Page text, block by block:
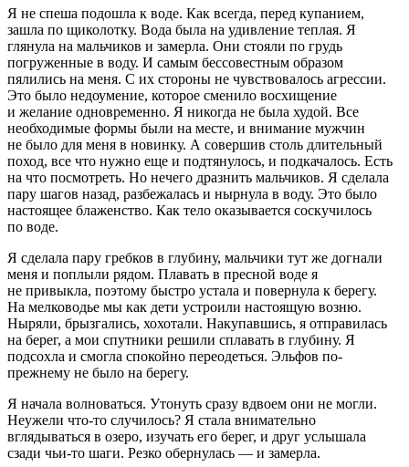
Я не спеша подошла к воде. Как всегда, перед купанием,
зашла по щиколотку. Вода была на удивление теплая. Я
глянула на мальчиков и замерла. Они стояли по грудь
погруженные в воду. И самым бессовестным образом
пялились на меня. С их стороны не чувствовалось агрессии.
Это было недоумение, которое сменило восхищение
и желание одновременно. Я никогда не была худой. Все
необходимые формы были на месте, и внимание мужчин
не было для меня в новинку. А совершив столь длительный
поход, все что нужно еще и подтянулось, и подкачалось. Есть
на что посмотреть. Но нечего дразнить мальчиков. Я сделала
пару шагов назад, разбежалась и нырнула в воду. Это было
настоящее блаженство. Как тело оказывается соскучилось
по воде.
Я сделала пару гребков в глубину, мальчики тут же догнали
меня и поплыли рядом. Плавать в пресной воде я
не привыкла, поэтому быстро устала и повернула к берегу.
На мелководье мы как дети устроили настоящую возню.
Ныряли, брызгались, хохотали. Накупавшись, я отправилась
на берег, а мои спутники решили сплавать в глубину. Я
подсохла и смогла спокойно переодеться. Эльфов по-
прежнему не было на берегу.
Я начала волноваться. Утонуть сразу вдвоем они не могли.
Неужели что-то случилось? Я стала внимательно
вглядываться в озеро, изучать его берег, и друг услышала
сзади чьи-то шаги. Резко обернулась — и замерла.